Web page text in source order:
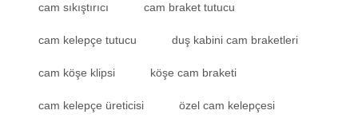
cam sıkıştırıcı cam braket tutucu
cam kelepçe tutucu duş kabini cam braketleri
cam köşe klipsi köşe cam braketi
cam kelepçe üreticisi özel cam kelepçesi